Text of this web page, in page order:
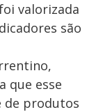
valorizada
são
que esse
de produtos